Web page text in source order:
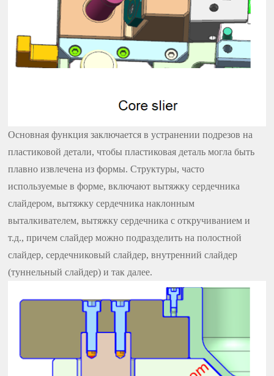
Основная функция заключается в устранении подрезов на
пластиковой детали, чтобы пластиковая деталь могла быть
плавно извлечена из формы. Структуры, часто
используемые в форме, включают вытяжку сердечника
слайдером, вытяжку сердечника наклонным
выталкивателем, вытяжку сердечника с откручиванием и
т.д., причем слайдер можно подразделить на полостной
слайдер, сердечниковый слайдер, внутренний слайдер
(туннельный слайдер) и так далее.